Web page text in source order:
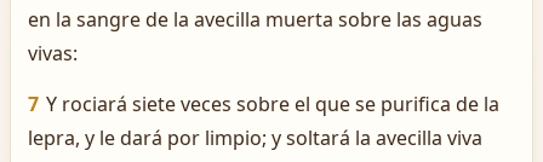
en la sangre de la avecilla muerta sobre las aguas
vivas:
7 Y rociará siete veces sobre el que se purifica de la
lepra, y le dará por limpio; y soltará la avecilla viva